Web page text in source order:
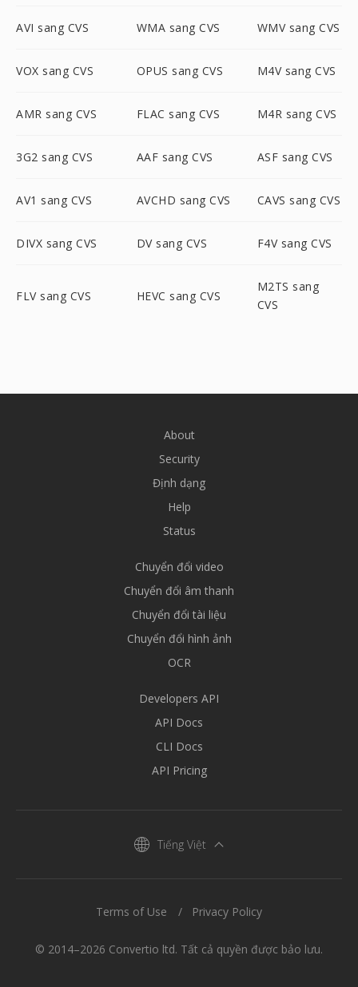
AVI sang CVS WMA sang CVS WMV sang CVS
VOX sang CVS OPUS sang CVS M4V sang CVS
AMR sang CVS FLAC sang CVS M4R sang CVS
3G2 sang CVS AAF sang CVS ASF sang CVS
AV1 sang CVS AVCHD sang CVS CAVS sang CVS
DIVX sang CVS DV sang CVS F4V sang CVS
FLV sang CVS HEVC sang CVS
M2TS sang
CVS
About
Security
Định dạng
Help
Status
Chuyển đổi video
Chuyển đổi âm thanh
Chuyển đổi tài liệu
Chuyển đổi hình ảnh
OCR
Developers API
API Docs
CLI Docs
API Pricing
Tiếng Việt
© 2014–2026 Convertio ltd. Tất cả quyền được bảo lưu.
Terms of Use Privacy Policy